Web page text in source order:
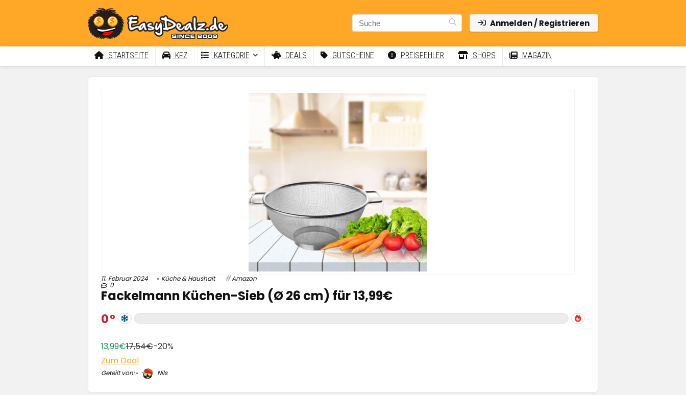
Anmelden / Registrieren
STARTSEITE KFZ KATEGORIE DEALS GUTSCHEINE PREISFEHLER SHOPS MAGAZIN
11. Februar 2024 Küche & Haushalt Amazon
0
Fackelmann Küchen-Sieb (Ø 26 cm) für 13,99€
0
13,99€17,54€-20%
Zum Deal
Geteilt von: Nils